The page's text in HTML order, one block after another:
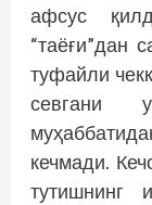
афсус
“таёғи”дан
туфайли
севгани
кечмади.
тутишнинг